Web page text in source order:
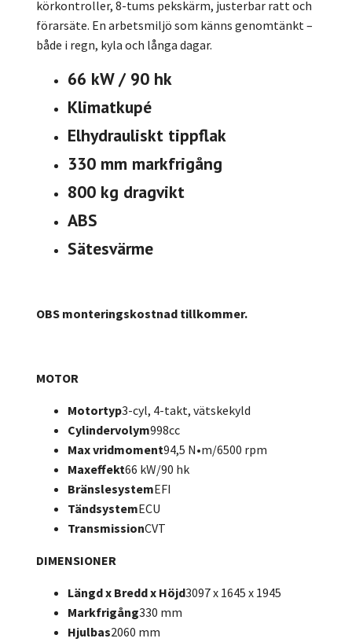
körkontroller, 8-tums pekskärm, justerbar ratt och
förarsäte. En arbetsmiljö som känns genomtänkt –
både i regn, kyla och långa dagar.
66 kW / 90 hk
Klimatkupé
Elhydrauliskt tippflak
330 mm markfrigång
800 kg dragvikt
ABS
Sätesvärme
OBS monteringskostnad tillkommer.
MOTOR
Motortyp3-cyl, 4-takt, vätskekyld
Cylindervolym998cc
Max vridmoment94,5 N•m/6500 rpm
Maxeffekt66 kW/90 hk
BränslesystemEFI
TändsystemECU
TransmissionCVT
DIMENSIONER
Längd x Bredd x Höjd3097 x 1645 x 1945
Markfrigång330 mm
Hjulbas2060 mm